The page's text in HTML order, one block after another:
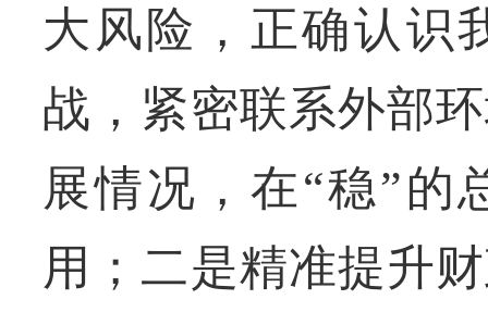
大风险，正确认识
战，紧密联系外部
展情况，在“稳”的
用；二是精准提升